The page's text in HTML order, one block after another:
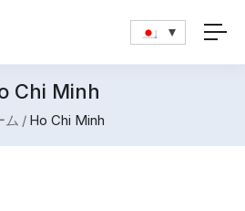
Chi Minh
ム Ho Chi Minh